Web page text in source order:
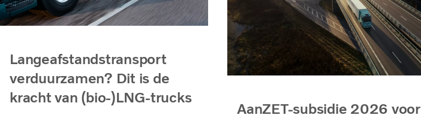
Langeafstandstransport
verduurzamen? Dit is de
kracht van (bio-)LNG-trucks
AanZET-subsidie 2026 voor